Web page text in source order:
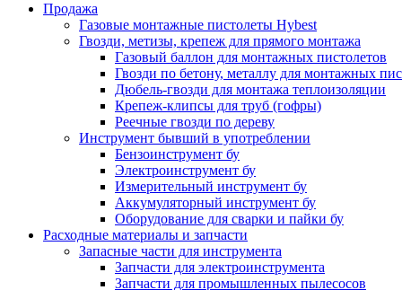
Продажа
Газовые монтажные пистолеты Hybest
Гвозди, метизы, крепеж для прямого монтажа
Газовый баллон для монтажных пистолетов
Гвозди по бетону, металлу для монтажных
Дюбель-гвозди для монтажа теплоизоляции
Крепеж-клипсы для труб (гофры)
Реечные гвозди по дереву
Инструмент бывший в употреблении
Бензоинструмент бу
Электроинструмент бу
Измерительный инструмент бу
Аккумуляторный инструмент бу
Оборудование для сварки и пайки бу
Расходные материалы и запчасти
Запасные части для инструмента
Запчасти для электроинструмента
Запчасти для промышленных пылесосов